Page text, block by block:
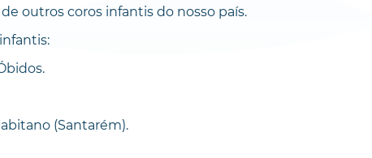
outros coros infantis do nosso país.
(Santarém).